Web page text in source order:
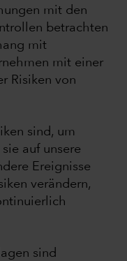
mit den
betrachten
mit
mit einer
Risiken von
sind, um
auf unsere
Ereignisse
verändern,
sind